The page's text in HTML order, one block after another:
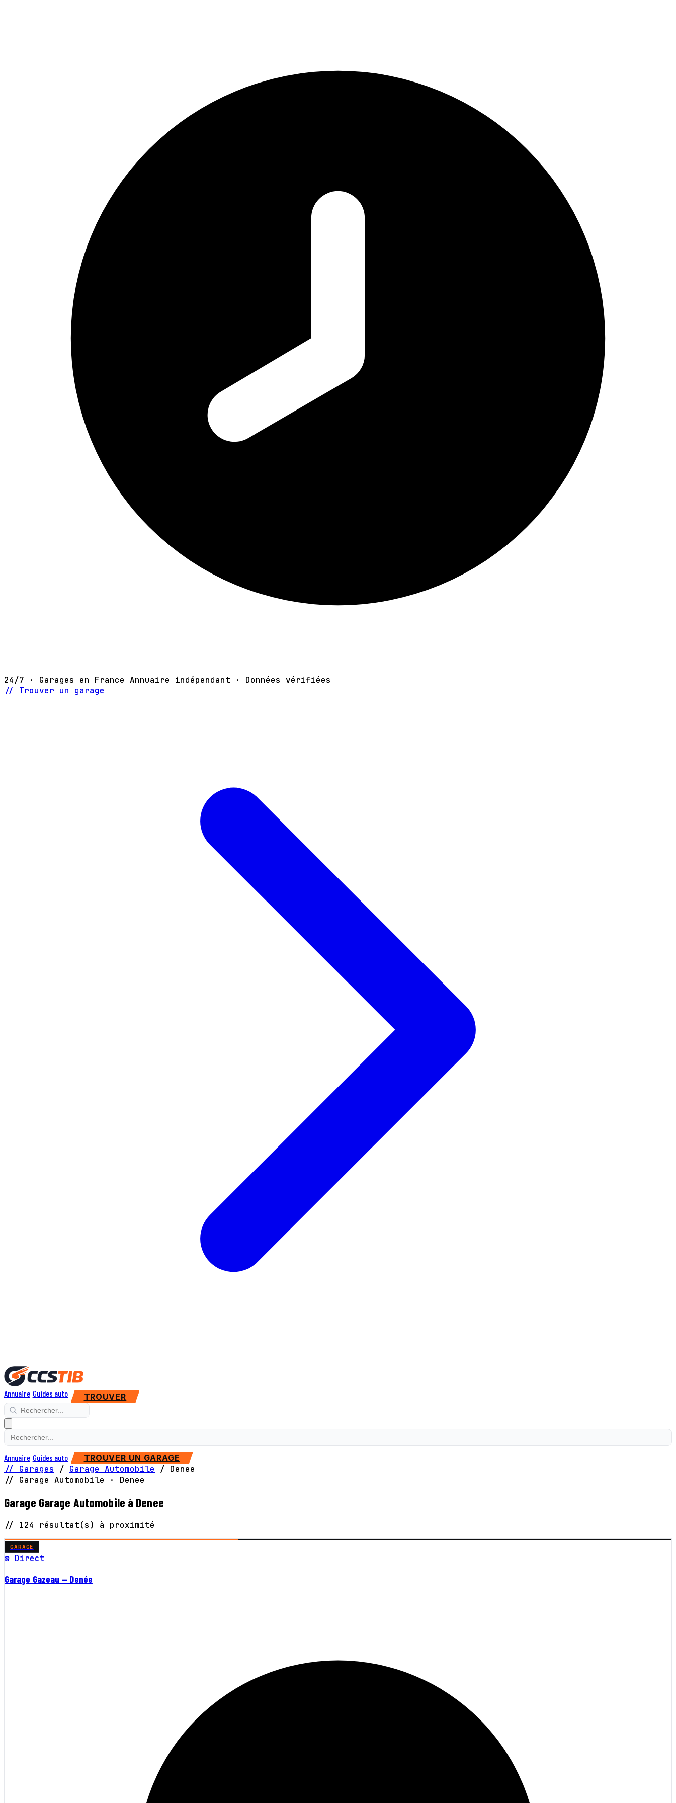
24/7 · Garages en France Annuaire indépendant · Données vérifiées
// Trouver un garage
Annuaire Guides auto TROUVER
Annuaire Guides auto TROUVER UN GARAGE
// Garages / Garage Automobile / Denee
// Garage Automobile · Denee
Garage Garage Automobile à Denee
// 124 résultat(s) à proximité
GARAGE
☎ Direct
Garage Gazeau — Denée